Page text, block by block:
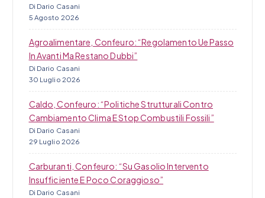
Di Dario Casani
5 Agosto 2026
Agroalimentare, Confeuro: “Regolamento Ue Passo
In Avanti Ma Restano Dubbi”
Di Dario Casani
30 Luglio 2026
Caldo, Confeuro: “Politiche Strutturali Contro
Cambiamento Clima E Stop Combustili Fossili”
Di Dario Casani
29 Luglio 2026
Carburanti, Confeuro: “Su Gasolio Intervento
Insufficiente E Poco Coraggioso”
Di Dario Casani